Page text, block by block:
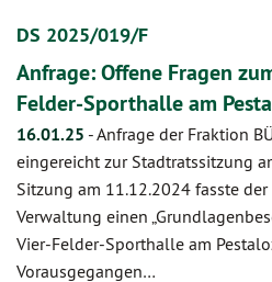
DS 2025/019/F
Anfrage: Offene Fragen
Felder-Sporthalle am
16.01.25 -Anfrage der Fraktion
eingereicht zur Stadtratssitzung
Sitzung am 11.12.2024 fasste
Verwaltung einen
Vier-Felder-Sporthalle am
Vorausgegangen…